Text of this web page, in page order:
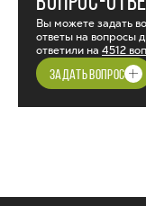
Вы можете задать
ответы на вопросы
ответили на 4512
ЗАДАТЬ ВОПРОС